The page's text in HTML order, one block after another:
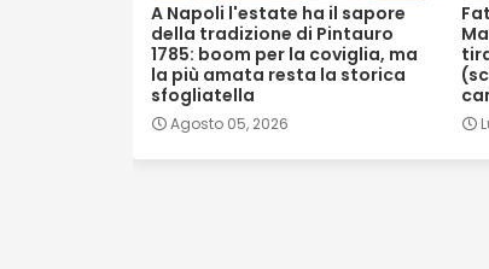
A Napoli l'estate ha il sapore
della tradizione di Pintauro
1785: boom per la coviglia, ma
la più amata resta la storica
sfogliatella
Agosto 05, 2026